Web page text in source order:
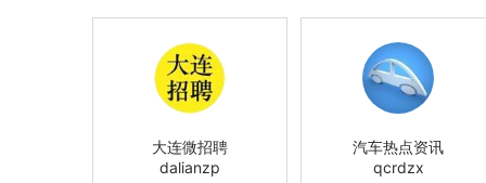
大连微招聘
dalianzp
汽车热点资讯
qcrdzx